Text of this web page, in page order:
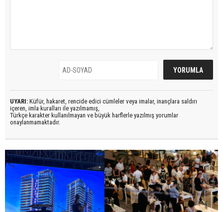
UYARI: Küfür, hakaret, rencide edici cümleler veya imalar, inançlara saldırı
içeren, imla kuralları ile yazılmamış,
Türkçe karakter kullanılmayan ve büyük harflerle yazılmış yorumlar
onaylanmamaktadır.